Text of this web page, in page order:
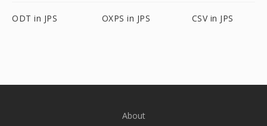
ODT in JPS OXPS in JPS CSV in JPS
About